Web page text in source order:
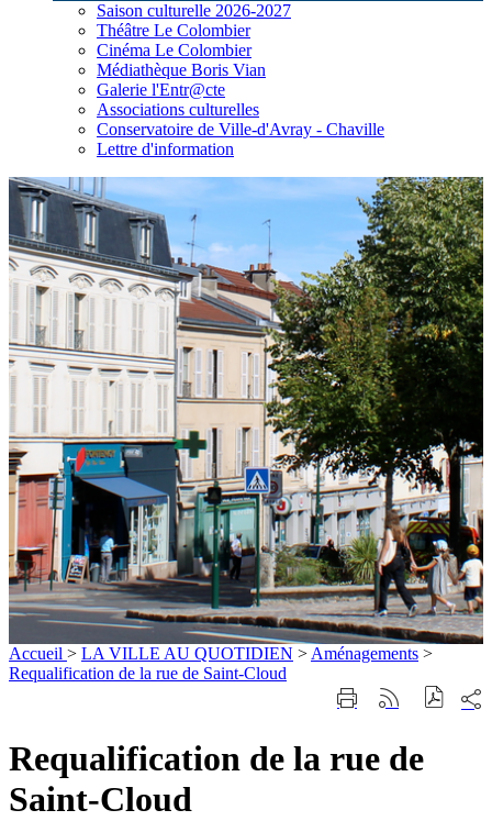
Saison culturelle 2026-2027
Théâtre Le Colombier
Cinéma Le Colombier
Médiathèque Boris Vian
Galerie l'Entr@cte
Associations culturelles
Conservatoire de Ville-d'Avray - Chaville
Lettre d'information
Accueil > LA VILLE AU QUOTIDIEN > Aménagements >
Requalification de la rue de Saint-Cloud
ImprimerGénérer
RSS
sur
Requalification de la rue de
Saint-Cloud